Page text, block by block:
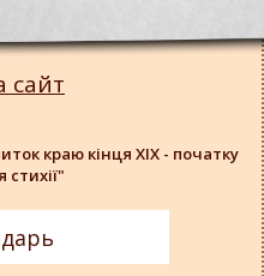
сайт
краю кінця ХІХ - початку
стихії"